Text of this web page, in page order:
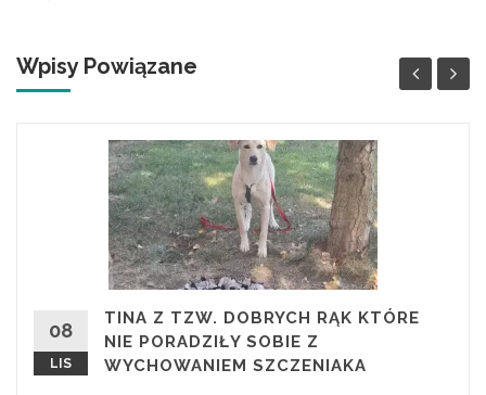
Wpisy Powiązane
08
LIS
TINA Z TZW. DOBRYCH RĄK KTÓRE
NIE PORADZIŁY SOBIE Z
WYCHOWANIEM SZCZENIAKA